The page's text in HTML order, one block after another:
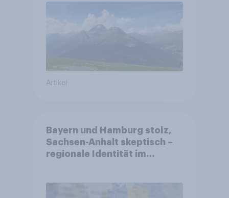
Altersvorsorge
Artikel
Bayern und Hamburg stolz,
Sachsen-Anhalt skeptisch –
regionale Identität im